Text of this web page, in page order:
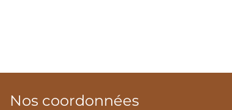
Nos coordonnées